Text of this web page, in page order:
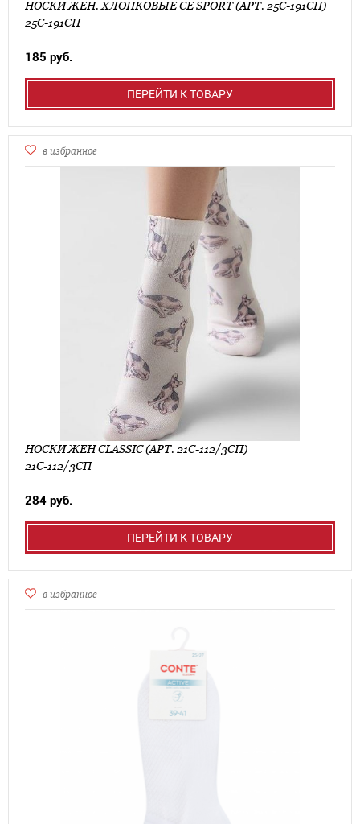
НОСКИ ЖЕН. ХЛОПКОВЫЕ CE SPORT (АРТ. 25С-191СП)
25С-191СП
185 руб.
ПЕРЕЙТИ К ТОВАРУ
в избранное
НОСКИ ЖЕН CLASSIC (АРТ. 21С-112/3СП)
21С-112/3СП
284 руб.
ПЕРЕЙТИ К ТОВАРУ
в избранное